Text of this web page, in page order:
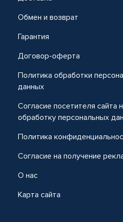
Обмен и возврат
Гарантия
Договор-оферта
Политика обработки
данных
Согласие посетителя сайта
обработку персональных
Политика
Согласие на получение
О нас
Карта сайта